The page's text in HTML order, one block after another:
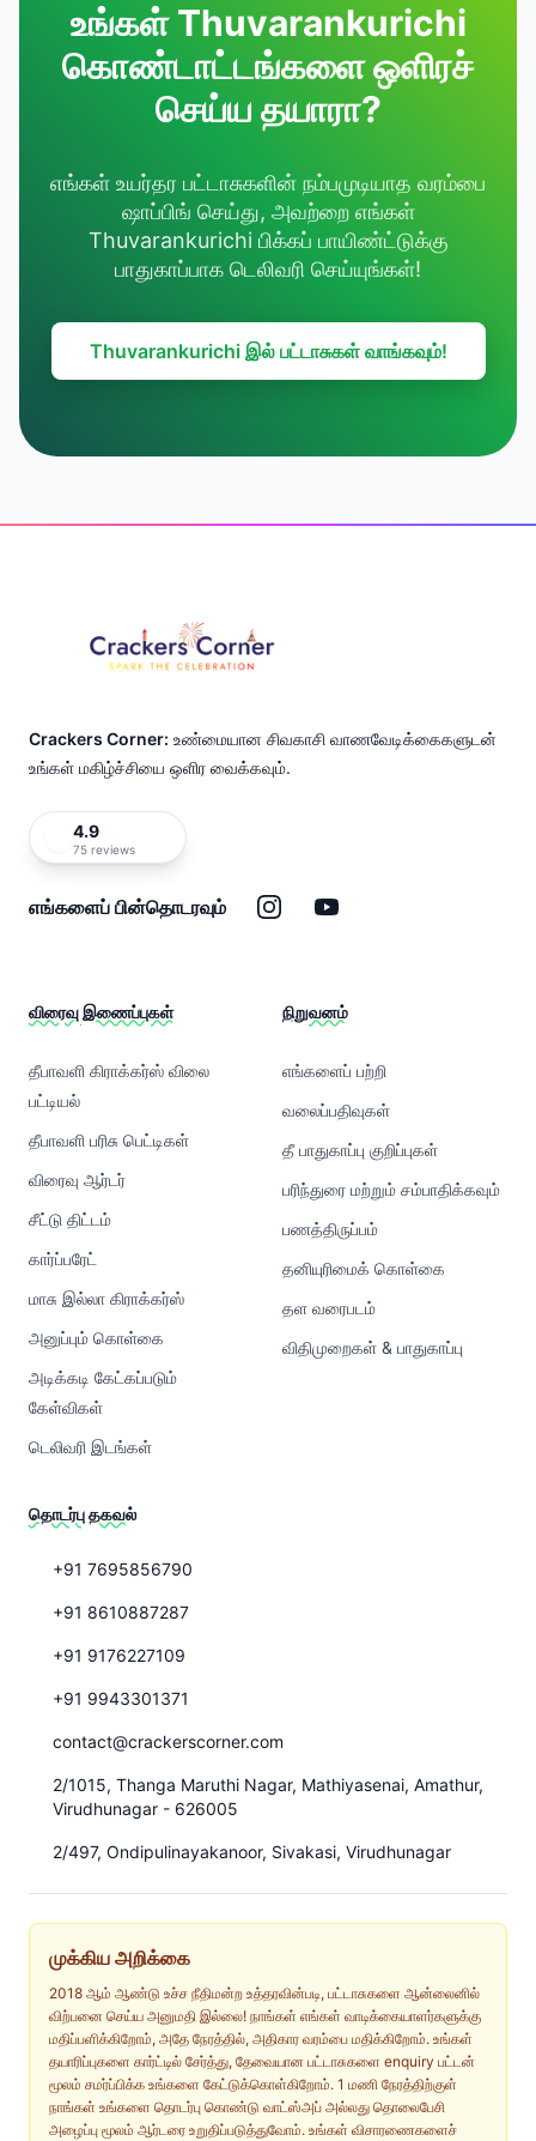
உங்கள் Thuvarankurichi
கொண்டாட்டங்களை ஒளிரச்
செய்ய தயாரா?
எங்கள் உயர்தர பட்டாசுகளின் நம்பமுடியாத வரம்பை
ஷாப்பிங் செய்து, அவற்றை எங்கள்
Thuvarankurichi பிக்கப் பாயிண்ட்டுக்கு
பாதுகாப்பாக டெலிவரி செய்யுங்கள்!
Thuvarankurichi இல் பட்டாசுகள் வாங்கவும்!
Crackers Corner: உண்மையான சிவகாசி வாணவேடிக்கைகளுடன்
உங்கள் மகிழ்ச்சியை ஒளிர வைக்கவும்.
4.9
75 reviews
எங்களைப் பின்தொடரவும் இன்ஸ்டாகிராம்
யூடியூப்
விரைவு இணைப்புகள்
தீபாவளி கிராக்கர்ஸ் விலை
பட்டியல்
தீபாவளி பரிசு பெட்டிகள்
விரைவு ஆர்டர்
சீட்டு திட்டம்
கார்ப்பரேட்
மாசு இல்லா கிராக்கர்ஸ்
அனுப்பும் கொள்கை
அடிக்கடி கேட்கப்படும்
கேள்விகள்
டெலிவரி இடங்கள்
நிறுவனம்
எங்களைப் பற்றி
வலைப்பதிவுகள்
தீ பாதுகாப்பு குறிப்புகள்
பரிந்துரை மற்றும் சம்பாதிக்கவும்
பணத்திருப்பம்
தனியுரிமைக் கொள்கை
தள வரைபடம்
விதிமுறைகள் & பாதுகாப்பு
தொடர்பு தகவல்
+91 7695856790
+91 8610887287
+91 9176227109
+91 9943301371
contact@crackerscorner.com
2/1015, Thanga Maruthi Nagar, Mathiyasenai, Amathur,
Virudhunagar - 626005
2/497, Ondipulinayakanoor, Sivakasi, Virudhunagar
முக்கிய அறிக்கை
2018 ஆம் ஆண்டு உச்ச நீதிமன்ற உத்தரவின்படி, பட்டாசுகளை ஆன்லைனில்
விற்பனை செய்ய அனுமதி இல்லை! நாங்கள் எங்கள் வாடிக்கையாளர்களுக்கு
மதிப்பளிக்கிறோம், அதே நேரத்தில், அதிகார வரம்பை மதிக்கிறோம். உங்கள்
தயாரிப்புகளை கார்ட்டில் சேர்த்து, தேவையான பட்டாசுகளை enquiry பட்டன்
மூலம் சமர்ப்பிக்க உங்களை கேட்டுக்கொள்கிறோம். 1 மணி நேரத்திற்குள்
நாங்கள் உங்களை தொடர்பு கொண்டு வாட்ஸ்அப் அல்லது தொலைபேசி
அழைப்பு மூலம் ஆர்டரை உறுதிப்படுத்துவோம். உங்கள் விசாரணைகளைச்